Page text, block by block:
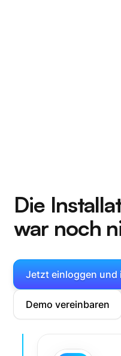
Die
war noch
Jetzt einloggen und
Demo vereinbaren